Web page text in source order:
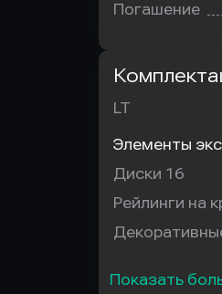
Погашение
LT
Элементы
Диски 16
Рейлинги на
Показать